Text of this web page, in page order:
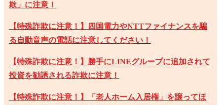
欺」に注意！
【特殊詐欺に注意！】四国電力やNTTファイナンスを騙
る自動音声の電話に注意してください！
【特殊詐欺に注意！】 勝手にLINEグループに追加されて
投資を勧誘される詐欺に注意！
【特殊詐欺に注意！】
「老人ホーム入居権」を譲ってほ